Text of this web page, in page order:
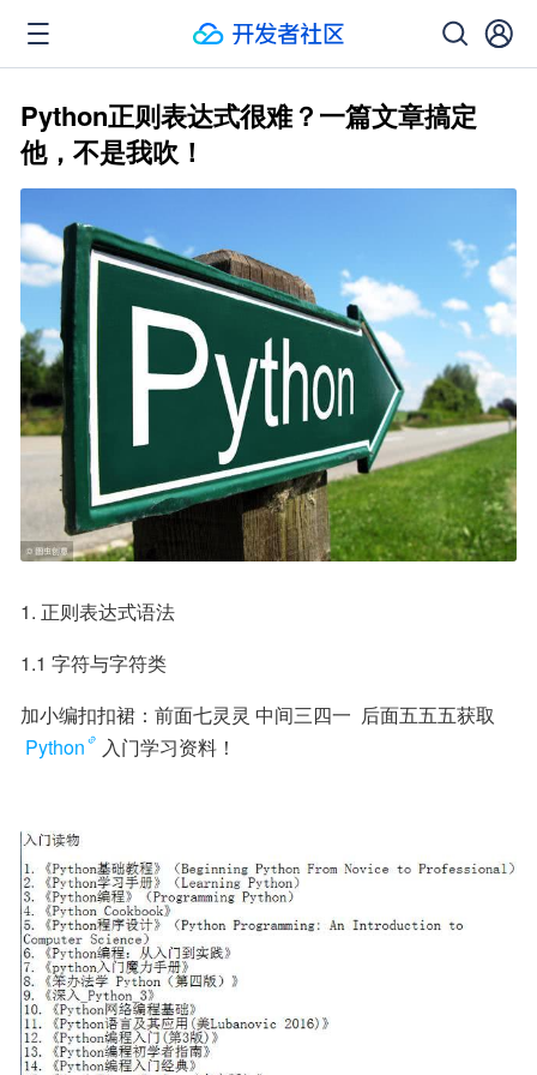
Python正则表达式很难？一篇文章搞定
他，不是我吹！
1. 正则表达式语法
1.1 字符与字符类
加小编扣扣裙：前面七灵灵 中间三四一  后面五五五获取
Python
入门学习资料！